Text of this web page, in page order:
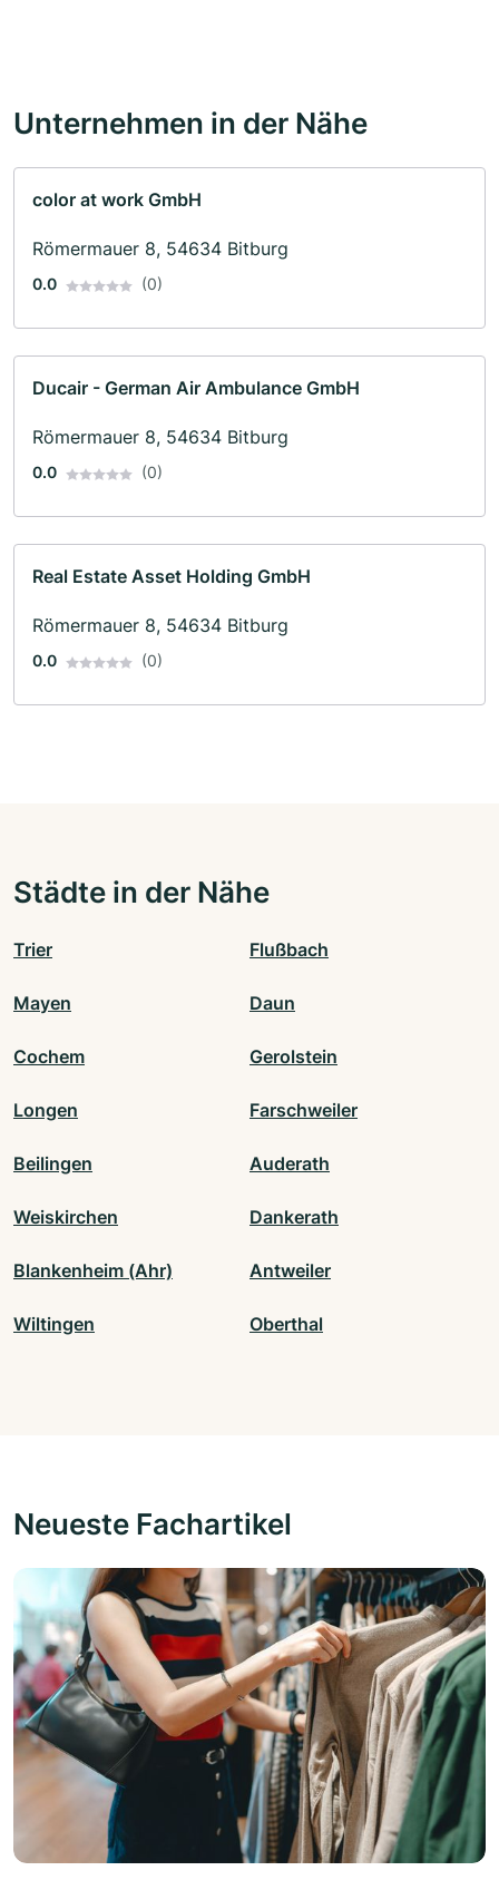
Unternehmen in der Nähe
color at work GmbH
Römermauer 8, 54634 Bitburg
0.0 (0)
Ducair - German Air Ambulance GmbH
Römermauer 8, 54634 Bitburg
0.0 (0)
Real Estate Asset Holding GmbH
Römermauer 8, 54634 Bitburg
0.0 (0)
Städte in der Nähe
Trier Flußbach
Mayen Daun
Cochem Gerolstein
Longen Farschweiler
Beilingen Auderath
Weiskirchen Dankerath
Blankenheim (Ahr) Antweiler
Wiltingen Oberthal
Neueste Fachartikel